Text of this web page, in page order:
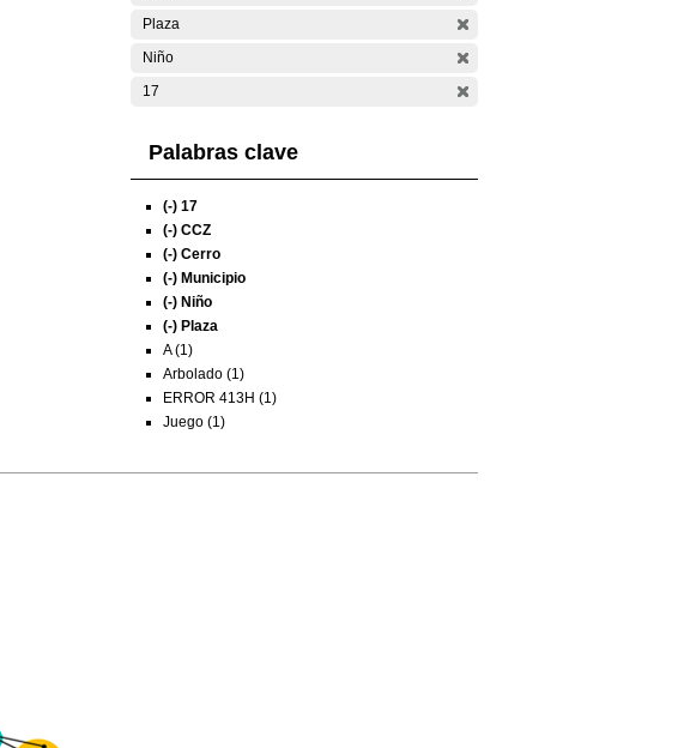
Plaza
Niño
17
Palabras clave
(-) 17
(-) CCZ
(-) Cerro
(-) Municipio
(-) Niño
(-) Plaza
A (1)
Arbolado (1)
ERROR 413H (1)
Juego (1)